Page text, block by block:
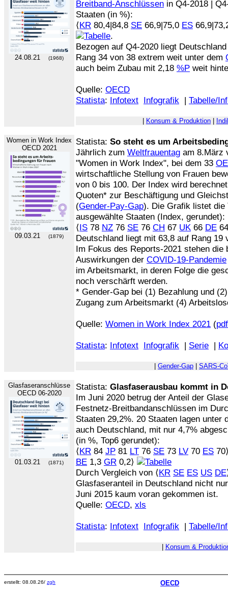
24.08.21 (1968)
Breitband-Anschlüssen in Q4-2018 |
Staaten (in %):
⟨KR 80,4|84,8 SE 66,9|75,0 ES
.
Bezogen auf Q4-2020 liegt
Rang 34 von 38 extrem weit unter dem
auch beim Zubau mit 2,18 %P weit
Quelle: OECD
Statista: Infotext Infografik | Tabelle/
Konsum & Produktion
Women in Work Index
OECD 2021
09.03.21 (1879)
Statista: So steht es um
Jährlich zum Weltfrauentag am 8.März
"Women in Work Index", bei dem 33
wirtschaftliche Stellung von Frauen
von 0 bis 100. Der Index wird
Quoten* zur Beschäftigung und
(Gender-Pay-Gap). Die Grafik listet die
ausgewählte Staaten (Index, gerundet):
⟨IS 78 NZ 76 SE 76 CH 67 UK 66 DE
Deutschland liegt mit 63,8 auf Rang 19
Im Fokus des Reports-2021 stehen die
Auswirkungen der COVID-19-Pandemie
im Arbeitsmarkt, in deren Folge die
noch verschärft werden.
* Gender-Gap bei (1) Bezahlung und
Zugang zum Arbeitsmarkt (4)
Quelle: Women in Work Index 2021 (pdf
Statista: Infotext Infografik | Serie |
Gender-Gap SARS-
Glasfaseranschlüsse
OECD 06-2020
01.03.21 (1871)
Statista: Glasfaserausbau kommt in
Im Juni 2020 betrug der Anteil der
Festnetz-Breitbandanschlüssen im
Staaten 29,2%. 20 Staaten lagen unter
auch Deutschland, mit nur 4,7%
(in %, Top6 gerundet):
⟨KR 84 JP 81 LT 76 SE 73 LV 70 ES
BE 1,3 GR 0,2⟩
Durch Vergleich von ⟨KR SE ES US DE
Glasfaseranteil in Deutschland nicht
Juni 2015 kaum voran gekommen ist.
Quelle: OECD, xls
Statista: Infotext Infografik | Tabelle/
Konsum &
erstellt: 08.08.26/ zgh OECD